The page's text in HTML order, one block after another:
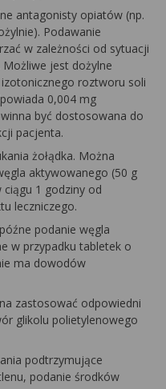
antagonisty opiatów (np.
Podawanie
w zależności od sytuacji
jest dożylne
roztworu soli
0,004 mg
być dostosowana do
pacjenta.
żołądka. Można
aktywowanego (50 g
ciągu 1 godziny od
leczniczego.
podanie węgla
w przypadku tabletek o
ma dowodów
zastosować odpowiedni
glikolu polietylenowego
podtrzymujące
podanie środków